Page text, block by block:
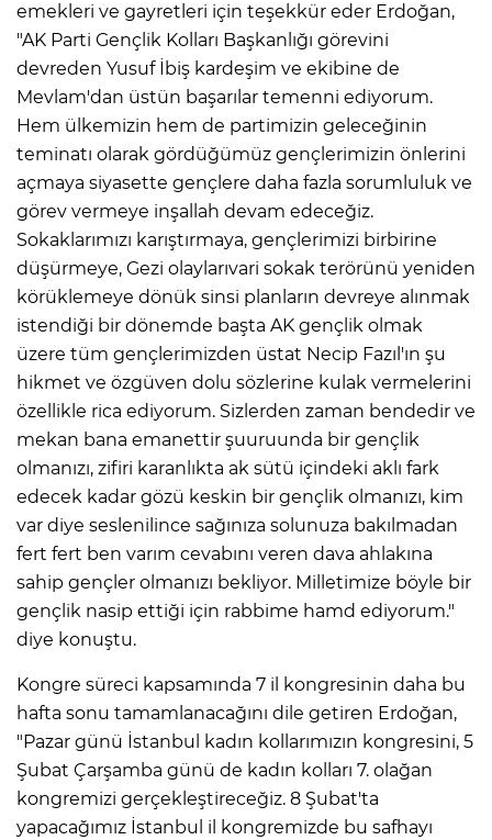
emekleri ve gayretleri için teşekkür eder Erdoğan,
"AK Parti Gençlik Kolları Başkanlığı görevini
devreden Yusuf İbiş kardeşim ve ekibine de
Mevlam'dan üstün başarılar temenni ediyorum.
Hem ülkemizin hem de partimizin geleceğinin
teminatı olarak gördüğümüz gençlerimizin önlerini
açmaya siyasette gençlere daha fazla sorumluluk ve
görev vermeye inşallah devam edeceğiz.
Sokaklarımızı karıştırmaya, gençlerimizi birbirine
düşürmeye, Gezi olaylarıvari sokak terörünü yeniden
körüklemeye dönük sinsi planların devreye alınmak
istendiği bir dönemde başta AK gençlik olmak
üzere tüm gençlerimizden üstat Necip Fazıl'ın şu
hikmet ve özgüven dolu sözlerine kulak vermelerini
özellikle rica ediyorum. Sizlerden zaman bendedir ve
mekan bana emanettir şuuruunda bir gençlik
olmanızı, zifiri karanlıkta ak sütü içindeki aklı fark
edecek kadar gözü keskin bir gençlik olmanızı, kim
var diye seslenilince sağınıza solunuza bakılmadan
fert fert ben varım cevabını veren dava ahlakına
sahip gençler olmanızı bekliyor. Milletimize böyle bir
gençlik nasip ettiği için rabbime hamd ediyorum."
diye konuştu.
Kongre süreci kapsamında 7 il kongresinin daha bu
hafta sonu tamamlanacağını dile getiren Erdoğan,
"Pazar günü İstanbul kadın kollarımızın kongresini, 5
Şubat Çarşamba günü de kadın kolları 7. olağan
kongremizi gerçekleştireceğiz. 8 Şubat'ta
yapacağımız İstanbul il kongremizde bu safhayı